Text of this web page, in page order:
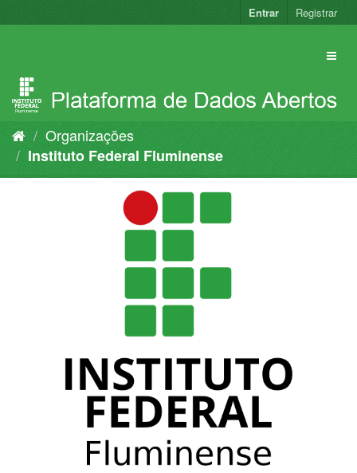
para
Entrar Registrar
Organizações
Instituto Federal Fluminense